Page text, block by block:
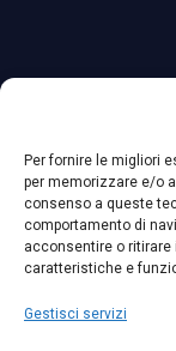
Per fornire le migliori
per memorizzare e/o
consenso a queste
comportamento di
acconsentire o
caratteristiche e
Gestisci servizi
La Società ha nominato il Responsabile